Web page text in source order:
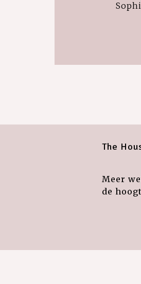
The
Meer
de